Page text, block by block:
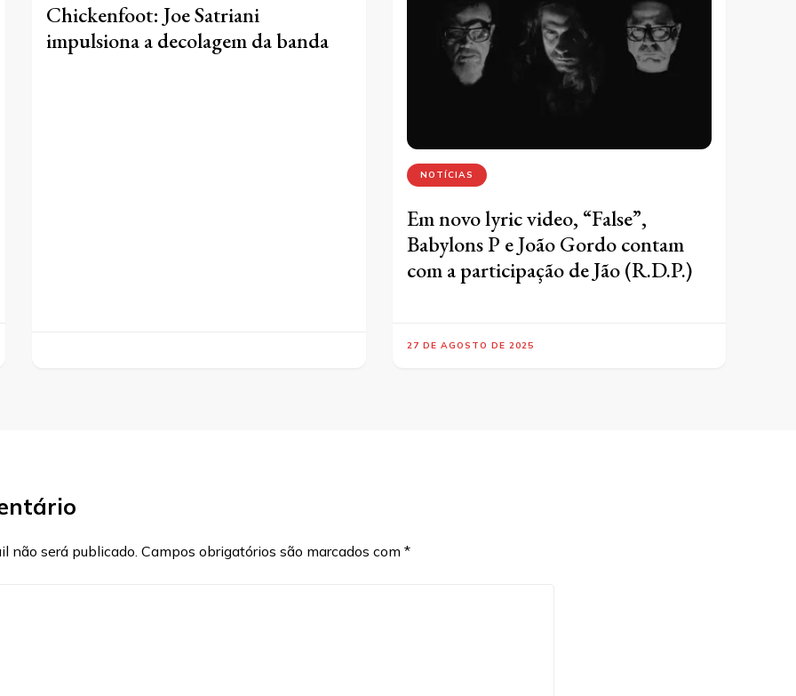
Chickenfoot: Joe Satriani
impulsiona a decolagem da banda
NOTÍCIAS
Em novo lyric video, “False”,
Babylons P e João Gordo contam
com a participação de Jão (R.D.P.)
27 DE AGOSTO DE 2025
não será publicado. Campos obrigatórios são marcados com *